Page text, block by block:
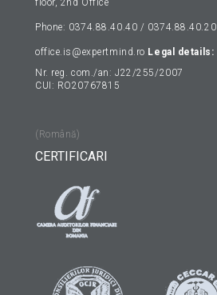
floor, 2nd Office
Phone: 0374.88.40.40 / 0374.88.40.20
office.is@expertmind.ro Legal details:
Nr. reg. com./an: J22/255/2007
CUI: RO20767815
(Română)
CERTIFICARI